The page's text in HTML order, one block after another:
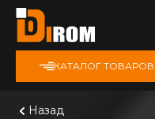
КАТАЛОГ ТОВАРОВ
Назад